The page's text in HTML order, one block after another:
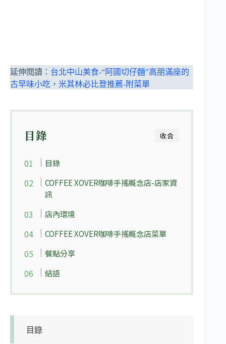
延伸閱讀： 台北中山美食-“阿國切仔麵”高朋滿座的
古早味小吃，米其林必比登推薦-附菜單
收合
目錄
目錄
COFFEE XOVER咖啡手搖概念店-店家資
訊
店內環境
COFFEE XOVER咖啡手搖概念店菜單
餐點分享
結語
目錄